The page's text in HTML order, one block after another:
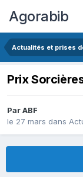
Agorabib
Actualités et prises
Prix
Par ABF
le 27 mars dans